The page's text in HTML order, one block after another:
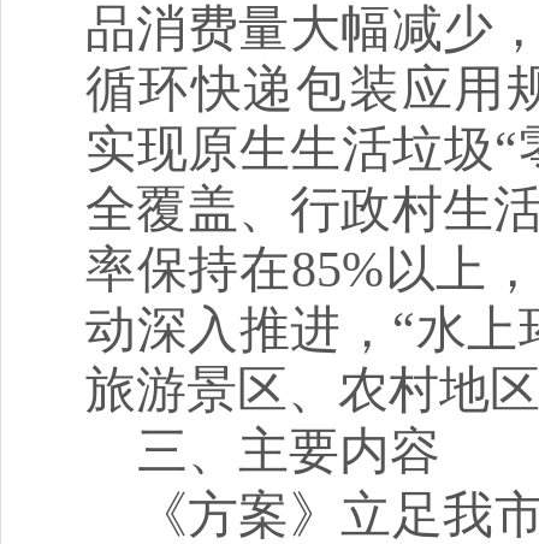
品消费量大幅减少
循环快递包装应用
实现原生生活垃圾“
全覆盖、行政村生
率保持在85%以上
动深入推进， “水上
旅游景区、农村地
三、主要内容
《方案》立足我